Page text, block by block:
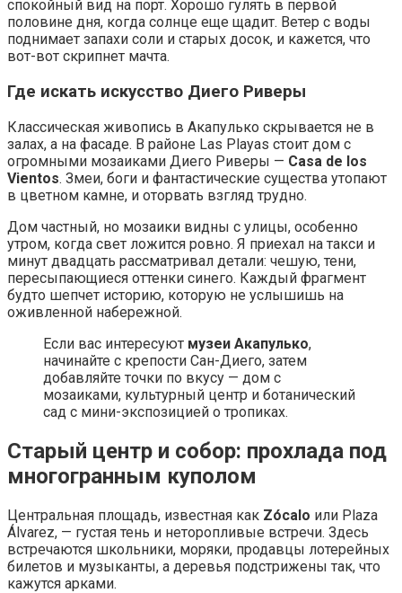
спокойный вид на порт. Хорошо гулять в первой
половине дня, когда солнце еще щадит. Ветер с воды
поднимает запахи соли и старых досок, и кажется, что
вот-вот скрипнет мачта.
Где искать искусство Диего Риверы
Классическая живопись в Акапулько скрывается не в
залах, а на фасаде. В районе Las Playas стоит дом с
огромными мозаиками Диего Риверы — Casa de los
Vientos. Змеи, боги и фантастические существа утопают
в цветном камне, и оторвать взгляд трудно.
Дом частный, но мозаики видны с улицы, особенно
утром, когда свет ложится ровно. Я приехал на такси и
минут двадцать рассматривал детали: чешую, тени,
пересыпающиеся оттенки синего. Каждый фрагмент
будто шепчет историю, которую не услышишь на
оживленной набережной.
Если вас интересуют музеи Акапулько,
начинайте с крепости Сан-Диего, затем
добавляйте точки по вкусу — дом с
мозаиками, культурный центр и ботанический
сад с мини-экспозицией о тропиках.
Старый центр и собор: прохлада под
многогранным куполом
Центральная площадь, известная как Zócalo или Plaza
Álvarez, — густая тень и неторопливые встречи. Здесь
встречаются школьники, моряки, продавцы лотерейных
билетов и музыканты, а деревья подстрижены так, что
кажутся арками.